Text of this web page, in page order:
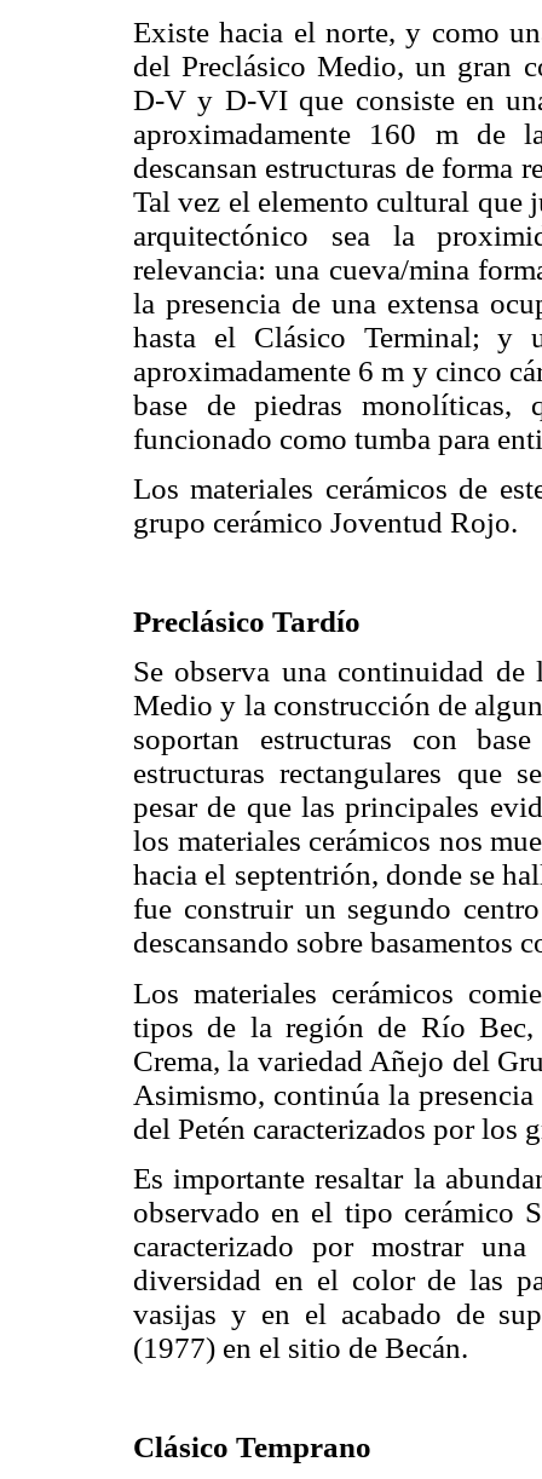
Existe hacia el norte, y como
del Preclásico Medio, un gran
D-V y D-VI que consiste en
aproximadamente 160 m de
descansan estructuras de forma
Tal vez el elemento cultural
arquitectónico sea la
relevancia: una cueva/mina
la presencia de una extensa
hasta el Clásico Terminal; y
aproximadamente 6 m y cinco
base de piedras monolíticas,
funcionado como tumba para
Los materiales cerámicos de
grupo cerámico Joventud Rojo.
Preclásico Tardío
Se observa una continuidad
Medio y la construcción de
soportan estructuras con
estructuras rectangulares que
pesar de que las principales
los materiales cerámicos nos
hacia el septentrión, donde se
fue construir un segundo
descansando sobre basamentos
Los materiales cerámicos
tipos de la región de Río
Crema, la variedad Añejo del
Asimismo, continúa la
del Petén caracterizados por los
Es importante resaltar la
observado en el tipo cerámico
caracterizado por mostrar
diversidad en el color de las
vasijas y en el acabado de
(1977) en el sitio de Becán.
Clásico Temprano